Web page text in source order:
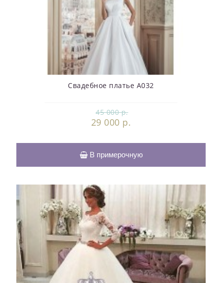
Свадебное платье А032
45 000 р.
29 000 р.
В примерочную